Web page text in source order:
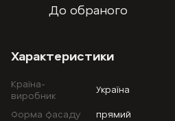
До обраного
Характеристики
Країна-
виробник
Україна
Форма фасаду
прямий